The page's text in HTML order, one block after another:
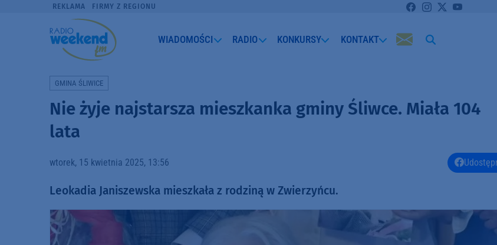
REKLAMA FIRMY Z REGIONU
WIADOMOŚCI RADIO KONKURSY KONTAKT
GMINA ŚLIWICE
Nie żyje najstarsza mieszkanka gminy Śliwce. Miała 104
lata
wtorek, 15 kwietnia 2025, 13:56
Leokadia Janiszewska mieszkała z rodziną w Zwierzyńcu.